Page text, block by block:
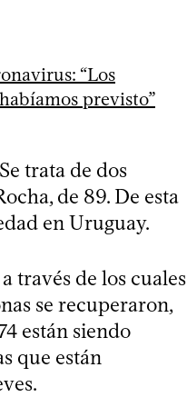
“Los
previsto”
trata de dos
de 89. De esta
en Uruguay.
través de los cuales
se recuperaron,
están siendo
que están